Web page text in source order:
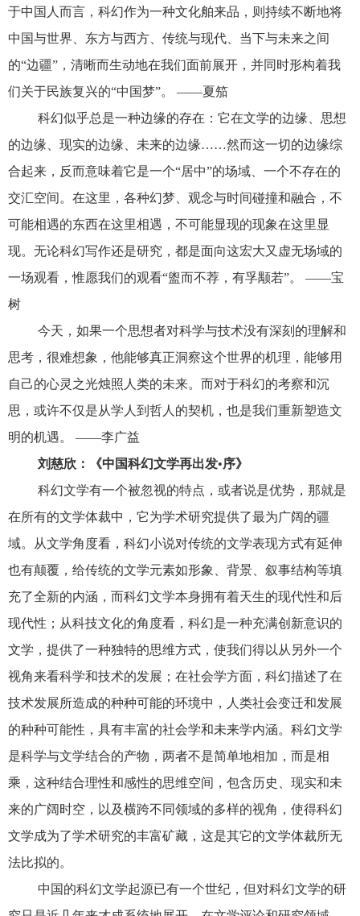
于中国人而言，科幻作为一种文化舶来品，则持续不断地将
中国与世界、东方与西方、传统与现代、当下与未来之间
的“边疆”，清晰而生动地在我们面前展开，并同时形构着我
们关于民族复兴的“中国梦”。 ——夏笳
科幻似乎总是一种边缘的存在：它在文学的边缘、思想
的边缘、现实的边缘、未来的边缘……然而这一切的边缘综
合起来，反而意味着它是一个“居中”的场域、一个不存在的
交汇空间。在这里，各种幻梦、观念与时间碰撞和融合，不
可能相遇的东西在这里相遇，不可能显现的现象在这里显
现。无论科幻写作还是研究，都是面向这宏大又虚无场域的
一场观看，惟愿我们的观看“盥而不荐，有孚颙若”。 ——宝
树
今天，如果一个思想者对科学与技术没有深刻的理解和
思考，很难想象，他能够真正洞察这个世界的机理，能够用
自己的心灵之光烛照人类的未来。而对于科幻的考察和沉
思，或许不仅是从学人到哲人的契机，也是我们重新塑造文
明的机遇。 ——李广益
刘慈欣：《中国科幻文学再出发•序》
科幻文学有一个被忽视的特点，或者说是优势，那就是
在所有的文学体裁中，它为学术研究提供了最为广阔的疆
域。从文学角度看，科幻小说对传统的文学表现方式有延伸
也有颠覆，给传统的文学元素如形象、背景、叙事结构等填
充了全新的内涵，而科幻文学本身拥有着天生的现代性和后
现代性；从科技文化的角度看，科幻是一种充满创新意识的
文学，提供了一种独特的思维方式，使我们得以从另外一个
视角来看科学和技术的发展；在社会学方面，科幻描述了在
技术发展所造成的种种可能的环境中，人类社会变迁和发展
的种种可能性，具有丰富的社会学和未来学内涵。科幻文学
是科学与文学结合的产物，两者不是简单地相加，而是相
乘，这种结合理性和感性的思维空间，包含历史、现实和未
来的广阔时空，以及横跨不同领域的多样的视角，使得科幻
文学成为了学术研究的丰富矿藏，这是其它的文学体裁所无
法比拟的。
中国的科幻文学起源已有一个世纪，但对科幻文学的研